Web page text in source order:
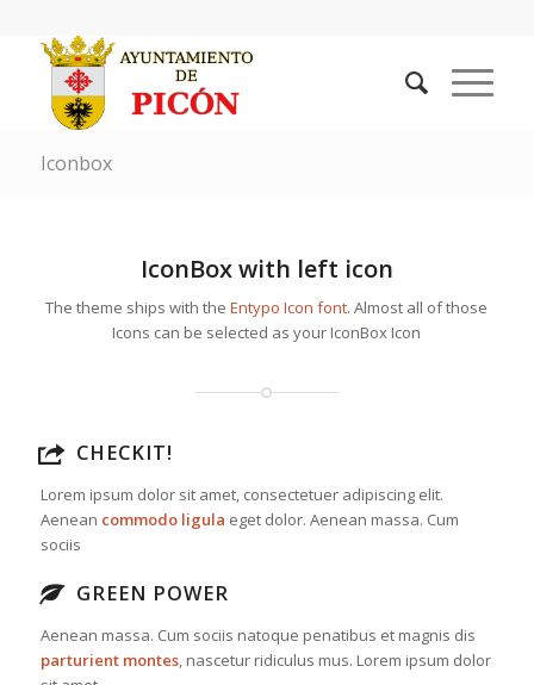
Iconbox
IconBox with left icon
The theme ships with theEntypo Icon font. Almost all of those
Icons can be selected as your IconBox Icon
CHECKIT!
Lorem ipsum dolor sit amet, consectetuer adipiscing elit.
Aenean commodo ligula eget dolor. Aenean massa. Cum
sociis
GREEN POWER
Aenean massa. Cum sociis natoque penatibus et magnis dis
parturient montes, nascetur ridiculus mus. Lorem ipsum dolor